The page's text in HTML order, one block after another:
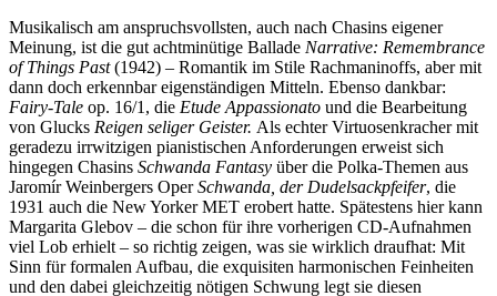
Musikalisch am anspruchsvollsten, auch nach Chasins eigener
Meinung, ist die gut achtminütige Ballade Narrative: Remembrance
of Things Past(1942) – Romantik im Stile Rachmaninoffs, aber mit
dann doch erkennbar eigenständigen Mitteln. Ebenso dankbar:
Fairy-Tale op. 16/1, die Etude Appassionato und die Bearbeitung
von Glucks Reigen seliger Geister. Als echter Virtuosenkracher mit
geradezu irrwitzigen pianistischen Anforderungen erweist sich
hingegen Chasins Schwanda Fantasy über die Polka-Themen aus
Jaromír Weinbergers OperSchwanda, der Dudelsackpfeifer, die
1931 auch die New Yorker MET erobert hatte. Spätestens hier kann
Margarita Glebov – die schon für ihre vorherigen CD-Aufnahmen
viel Lob erhielt – so richtig zeigen, was sie wirklich draufhat: Mit
Sinn für formalen Aufbau, die exquisiten harmonischen Feinheiten
und den dabei gleichzeitig nötigen Schwung legt sie diesen